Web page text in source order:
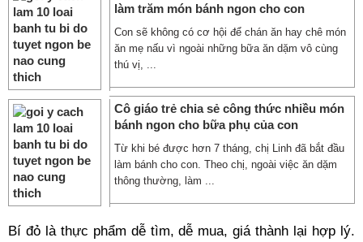
làm trăm món bánh ngon cho con
Con sẽ không có cơ hội để chán ăn hay chê món
ăn mẹ nấu vì ngoài những bữa ăn dặm vô cùng
thú vị, ...
Cô giáo trẻ chia sẻ công thức nhiều món
bánh ngon cho bữa phụ của con
Từ khi bé được hơn 7 tháng, chị Linh đã bắt đầu
làm bánh cho con. Theo chị, ngoài việc ăn dặm
thông thường, làm ...
Bí đỏ là thực phẩm dễ tìm, dễ mua, giá thành lại hợp lý.